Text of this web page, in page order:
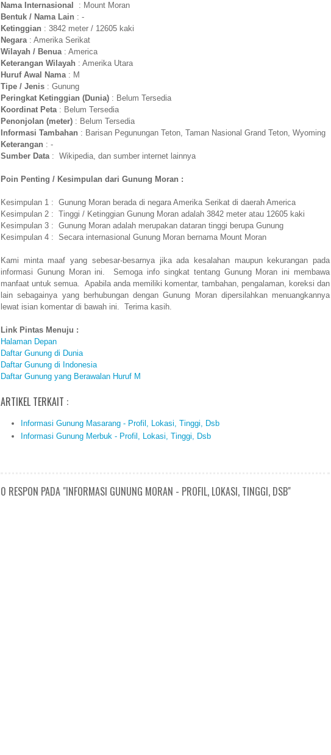
Nama Internasional
: Mount Moran
Bentuk / Nama Lain : -
Ketinggian : 3842 meter / 12605 kaki
Negara: Amerika Serikat
Wilayah / Benua: America
Keterangan Wilayah : Amerika Utara
Huruf Awal Nama: M
Tipe / Jenis : Gunung
Peringkat Ketinggian (Dunia) : Belum Tersedia
Koordinat Peta: Belum Tersedia
Penonjolan (meter) : Belum Tersedia
Informasi Tambahan : Barisan Pegunungan Teton, Taman Nasional Grand Teton, Wyoming
Keterangan : -
Sumber Data: Wikipedia, dan sumber internet lainnya
Poin Penting / Kesimpulan dari Gunung Moran :
Kesimpulan 1 : Gunung Moran berada di negara Amerika Serikat di daerah America
Kesimpulan 2 : Tinggi / Ketinggian Gunung Moran adalah 3842 meter atau 12605 kaki
Kesimpulan 3 : Gunung Moran adalah merupakan dataran tinggi berupa Gunung
Kesimpulan 4 : Secara internasional Gunung Moran bernama Mount Moran
Kami minta maaf yang sebesar-besarnya jika ada kesalahan maupun kekurangan pada
informasi Gunung Moran ini. Semoga info singkat tentang Gunung Moran ini membawa
manfaat untuk semua. Apabila anda memiliki komentar, tambahan, pengalaman, koreksi dan
lain sebagainya yang berhubungan dengan Gunung Moran dipersilahkan menuangkannya
lewat isian komentar di bawah ini. Terima kasih.
Link Pintas Menuju :
Halaman Depan
Daftar Gunung di Dunia
Daftar Gunung di Indonesia
Daftar Gunung yang Berawalan Huruf M
ARTIKEL TERKAIT :
Informasi Gunung Masarang - Profil, Lokasi, Tinggi, Dsb
Informasi Gunung Merbuk - Profil, Lokasi, Tinggi, Dsb
0 RESPON PADA "INFORMASI GUNUNG MORAN - PROFIL, LOKASI, TINGGI, DSB"